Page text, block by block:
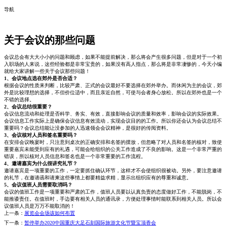
导航
关于会议的那些问题
会议总会有大大小小的问题和顾虑，如果不能提前解决，那么将会产生很多问题，但是对于一个初
入职场的人来说，这些经验都是非常宝贵的，如果没有高人指点，那么将是非常凄惨的，今天小编
就给大家讲解一些关于会议那些问题！
1、会议地点选在郊外是否合适？
根据会议的性质来判断，比较严肃、正式的会议最好不要选择在郊外举办。而休闲为主的会议，郊
外是比较理想的选择，不但价位适中，而且亲近自然，可使与会者身心放松。所以在郊外也是一个
不错的选择。
2、会议总结很重要？
会议信息流动和处理是否科学、务实、有效，直接影响会议的质量和效率，影响会议的实际效果。
会议信息工作实际上是确保会议信息有效流动，实现会议目的的工作。所以你还会认为会议总结不
重要吗？会议总结能让没参加的人迅速领会会议精神，是很好的传阅资料。
3、会议核对人员和签名重要吗？
在安排会议晚宴时，只注意到桌次的正确安排和名签的摆放，但忽略了对人员和名签的核对，致使
重要嘉宾未能受到应有的礼遇，可能会给组织的公关工作造成了不良的影响。这是一个非常严重的
错误，所以核对人员信息和签名也是一个非常重要的工作流程。
4、邀请嘉宾为什么很讲究礼节？
邀请嘉宾是一项重要的工作，一定要抓住确认环节，这样才不会使组织很被动。另外，要注意邀请
的礼节，在邀请函和请柬这些事情上都要精益求精，显示出组织应有的尊重和诚意。
5、会议值班人员需要取消吗？
会议的值班工作是一项重要和严肃的工作，值班人员要以认真负责的态度做好工作，不能脱岗，不
能推诿责任。在值班时，手边要有相关人员的通讯录，方便处理事情时能联系到相关人员。所以会
议值班人员是万万不能取消的！
上一条： 展览会会场该如何布置
下一条： 暂停举办2020中国重庆大足石刻国际旅游文化节暨宝顶香会